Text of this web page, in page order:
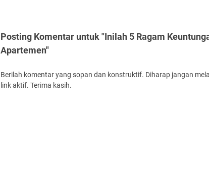
Posting Komentar untuk "Inilah 5 Ragam
Apartemen"
Berilah komentar yang sopan dan konstruktif. Diharap jangan
link aktif. Terima kasih.